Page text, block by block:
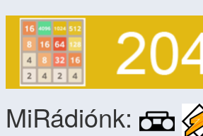
MiRádiónk: